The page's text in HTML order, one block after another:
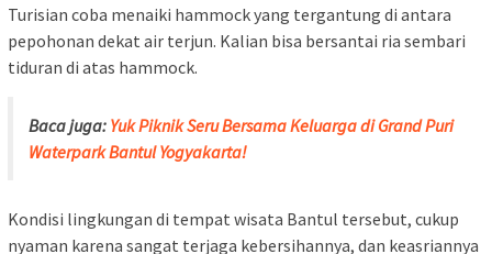
Turisian coba menaiki hammock yang tergantung di antara
pepohonan dekat air terjun. Kalian bisa bersantai ria sembari
tiduran di atas hammock.
Baca juga: Yuk Piknik Seru Bersama Keluarga di Grand Puri
Waterpark Bantul Yogyakarta!
Kondisi lingkungan di tempat wisata Bantul tersebut, cukup
nyaman karena sangat terjaga kebersihannya, dan keasriannya